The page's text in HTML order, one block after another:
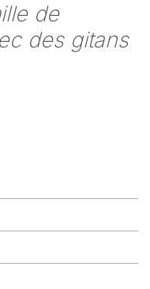
de
des gitans